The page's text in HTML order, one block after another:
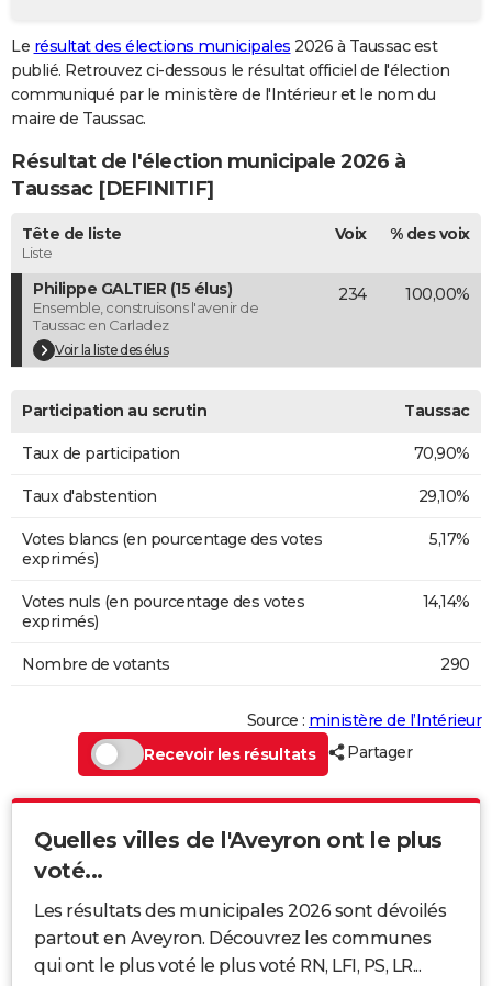
GUIDES D'ACHAT
BONS PLANS
CARTE DE VOEUX
Carte de Noël
Carte Bonne année
Carte Saint-Valentin
Carte Pâques
Carte d'anniversaire
DICTIONNAIRE
Dictionnaire
Biographies
Citations
Expressions
Proverbes
PROGRAMME TV
COPAINS D'AVANT
S'inscrire
Se connecter
Lycées
Collèges
Primaires
Universités
Entreprises
Service militaire
Avis de recherche
AVIS DE DÉCÈS
Bricolage
Lifestyle
Culture
Sport
Auto
Television
Voyage
Cinema
Le résultat des élections municipales 2026 à Taussac est
publié. Retrouvez ci-dessous le résultat officiel de l'élection
communiqué par le ministère de l'Intérieur et le nom du
maire de Taussac.
Résultat de l'élection municipale 2026 à
Taussac [DEFINITIF]
Tête de liste
Liste
Voix % des voix
Philippe GALTIER (15 élus)
Ensemble, construisons l'avenir de
Taussac en Carladez
Voir la liste des élus
234 100,00%
Participation au scrutin Taussac
Taux de participation 70,90%
Taux d'abstention 29,10%
Votes blancs (en pourcentage des votes
exprimés)
5,17%
Votes nuls (en pourcentage des votes
exprimés)
14,14%
Nombre de votants 290
Source : ministère de l’Intérieur
Recevoir les résultats
Partager
Quelles villes de l'Aveyron ont le plus
voté...
Les résultats des municipales 2026 sont dévoilés
partout en Aveyron. Découvrez les communes
qui ont le plus voté le plus voté RN, LFI, PS, LR...